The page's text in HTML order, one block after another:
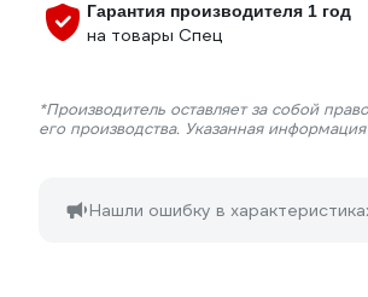
Гарантия производителя 1 год
на товары Спец
*Производитель оставляет за собой
его производства. Указанная
Нашли ошибку в